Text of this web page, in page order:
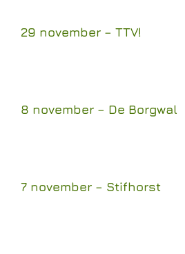
29 november – TTV!
8 november – De Borgwal
7 november – Stifhorst